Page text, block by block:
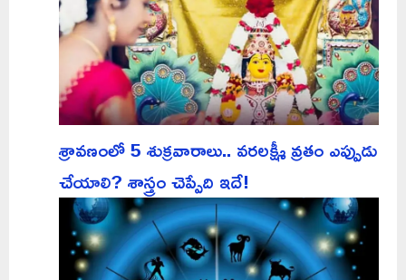
శ్రావణంలో 5 శుక్రవారాలు.. వరలక్ష్మీ వ్రతం ఎప్పుడు
చేయాలి? శాస్త్రం చెప్పేది ఇదే!